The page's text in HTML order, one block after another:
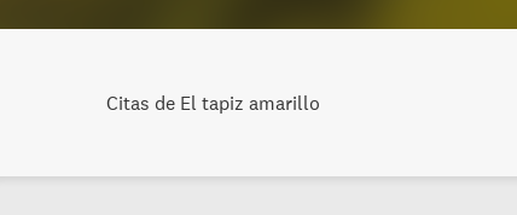
Citas de El tapiz amarillo